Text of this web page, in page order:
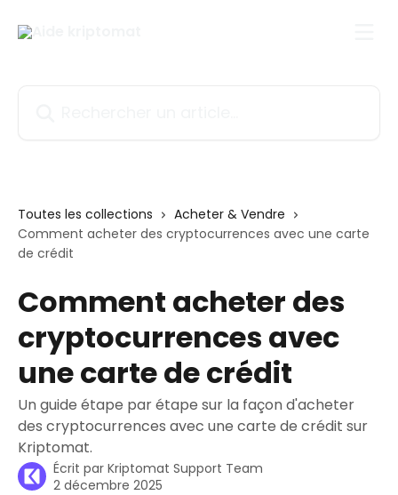
Toutes les collections
Acheter & Vendre
Comment acheter des cryptocurrences avec une carte
de crédit
Comment acheter des
cryptocurrences avec
une carte de crédit
Un guide étape par étape sur la façon d'acheter
des cryptocurrences avec une carte de crédit sur
Kriptomat.
Écrit par Kriptomat Support Team
2 décembre 2025